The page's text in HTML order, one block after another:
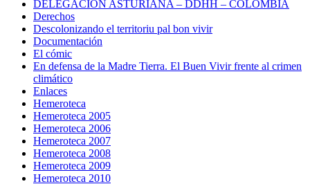
DELEGACIÓN ASTURIANA – DDHH – COLOMBIA
Derechos
Descolonizando el territoriu pal bon vivir
Documentación
El cómic
En defensa de la Madre Tierra. El Buen Vivir frente al crimen
climático
Enlaces
Hemeroteca
Hemeroteca 2005
Hemeroteca 2006
Hemeroteca 2007
Hemeroteca 2008
Hemeroteca 2009
Hemeroteca 2010